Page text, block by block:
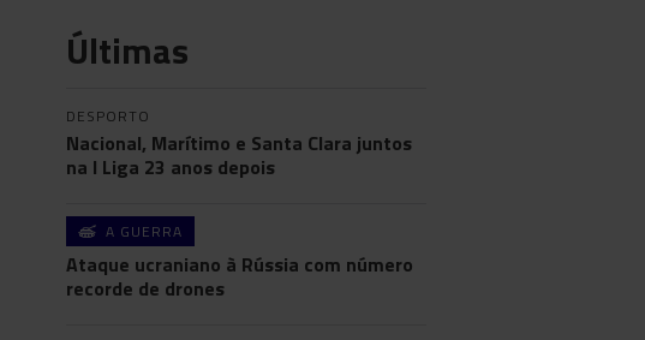
Últimas
DESPORTO
Nacional, Marítimo e Santa Clara juntos
na I Liga 23 anos depois
A GUERRA
Ataque ucraniano à Rússia com número
recorde de drones